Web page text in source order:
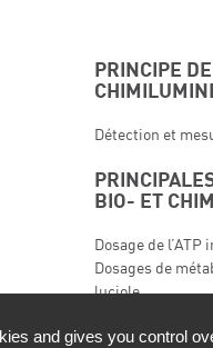
PRINCIPE
Détection et
BIO- ET
Dosage de
Dosages de
luciole
Dosages de
and gives you control